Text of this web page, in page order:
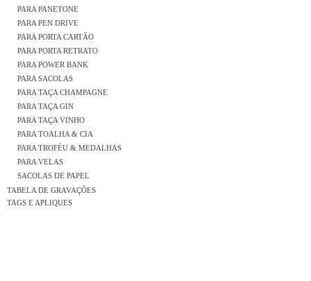
PARA PANETONE
PARA PEN DRIVE
PARA PORTA CARTÃO
PARA PORTA RETRATO
PARA POWER BANK
PARA SACOLAS
PARA TAÇA CHAMPAGNE
PARA TAÇA GIN
PARA TAÇA VINHO
PARA TOALHA & CIA
PARA TROFÉU & MEDALHAS
PARA VELAS
SACOLAS DE PAPEL
TABELA DE GRAVAÇÕES
TAGS E APLIQUES